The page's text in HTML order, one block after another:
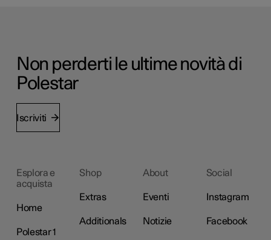
Non perderti le ultime novità di
Polestar
Iscriviti
Esplora e
acquista
Home
Polestar 1
Shop
Extras
Additionals
About
Eventi
Notizie
Social
Instagram
Facebook